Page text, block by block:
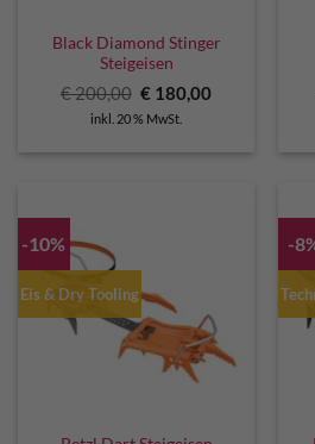
Black Diamond Stinger
Steigeisen
€200,00 Ursprünglicher
war:
€ 180,00Aktueller
inkl. 20 % MwSt.
-10%
Eis & Dry Tooling
-